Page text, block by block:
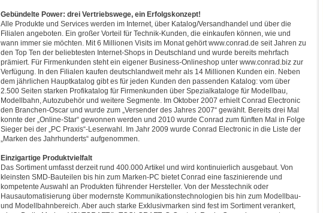
Gebündelte Power: drei Vertriebswege, ein Erfolgskonzept!
Alle Produkte und Services werden im Internet, über Katalog/Versandhandel und über die
Filialen angeboten. Ein großer Vorteil für Technik-Kunden, die einkaufen können, wie und
wann immer sie möchten. Mit 6 Millionen Visits im Monat gehört www.conrad.de seit Jahren zu
den Top Ten der beliebtesten Internet-Shops in Deutschland und wurde bereits mehrfach
prämiert. Für Firmenkunden steht ein eigener Business-Onlineshop unter www.conrad.biz zur
Verfügung. In den Filialen kaufen deutschlandweit mehr als 14 Millionen Kunden ein. Neben
dem jährlichen Hauptkatalog gibt es für jeden Kunden den passenden Katalog: vom über
2.500 Seiten starken Profikatalog für Firmenkunden über Spezialkataloge für Modellbau,
Modellbahn, Autozubehör und weitere Segmente. Im Oktober 2007 erhielt Conrad Electronic
den Branchen-Oscar und wurde zum „Versender des Jahres 2007“ gewählt. Bereits drei Mal
konnte der „Online-Star“ gewonnen werden und 2010 wurde Conrad zum fünften Mal in Folge
Sieger bei der „PC Praxis“-Leserwahl. Im Jahr 2009 wurde Conrad Electronic in die Liste der
„Marken des Jahrhunderts“ aufgenommen.
Einzigartige Produktvielfalt
Das Sortiment umfasst derzeit rund 400.000 Artikel und wird kontinuierlich ausgebaut. Von
kleinsten SMD-Bauteilen bis hin zum Marken-PC bietet Conrad eine faszinierende und
kompetente Auswahl an Produkten führender Hersteller. Von der Messtechnik oder
Hausautomatisierung über modernste Kommunikationstechnologien bis hin zum Modellbau-
und Modellbahnbereich. Aber auch starke Exklusivmarken sind fest im Sortiment verankert,